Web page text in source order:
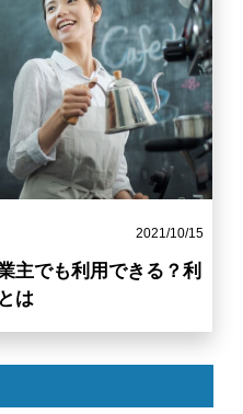
2021/10/15
主でも利用できる？利
は